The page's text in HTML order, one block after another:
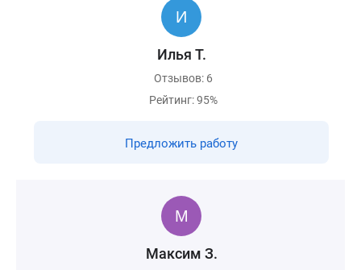
Илья Т.
Отзывов: 6
Рейтинг: 95%
Предложить работу
Максим З.